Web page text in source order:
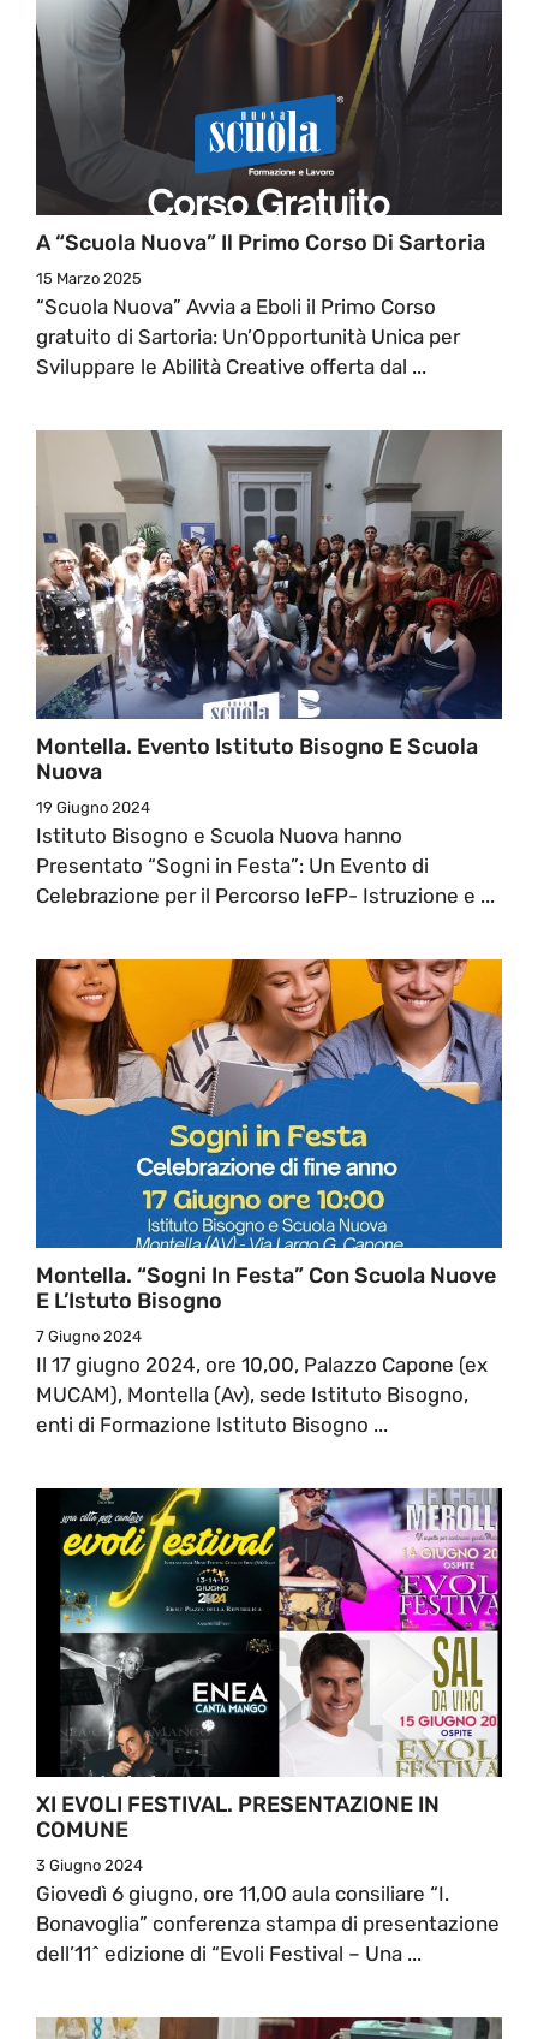
A “Scuola Nuova” Il Primo Corso Di Sartoria
15 Marzo 2025
“Scuola Nuova” Avvia a Eboli il Primo Corso
gratuito di Sartoria: Un’Opportunità Unica per
Sviluppare le Abilità Creative offerta dal ...
Montella. Evento Istituto Bisogno E Scuola
Nuova
19 Giugno 2024
Istituto Bisogno e Scuola Nuova hanno
Presentato “Sogni in Festa”: Un Evento di
Celebrazione per il Percorso IeFP- Istruzione e ...
Montella. “Sogni In Festa” Con Scuola Nuove
E L’Istuto Bisogno
7 Giugno 2024
Il 17 giugno 2024, ore 10,00, Palazzo Capone (ex
MUCAM), Montella (Av), sede Istituto Bisogno,
enti di Formazione Istituto Bisogno ...
XI EVOLI FESTIVAL. PRESENTAZIONE IN
COMUNE
3 Giugno 2024
Giovedì 6 giugno, ore 11,00 aula consiliare “I.
Bonavoglia” conferenza stampa di presentazione
dell’11^ edizione di “Evoli Festival – Una ...